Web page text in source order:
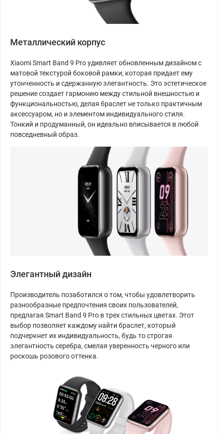
Металлический корпус
Xiaomi Smart Band 9 Pro удивляет обновленным дизайном с
матовой текстурой боковой рамки, которая придает ему
утонченность и сдержанную элегантность. Это эстетическое
решение создает гармонию между стильной внешностью и
функциональностью, делая браслет не только практичным
аксессуаром, но и элементом индивидуального стиля.
Тонкий и продуманный, он идеально вписывается в любой
повседневный образ.
Элегантный дизайн
Производитель позаботился о том, чтобы удовлетворить
разнообразные предпочтения своих пользователей,
предлагая Smart Band 9 Pro в трех стильных цветах. Этот
выбор позволяет каждому найти браслет, который
подчеркнет их индивидуальность, будь то строгая
элегантность серебра, смелая уверенность черного или
роскошь розового оттенка.